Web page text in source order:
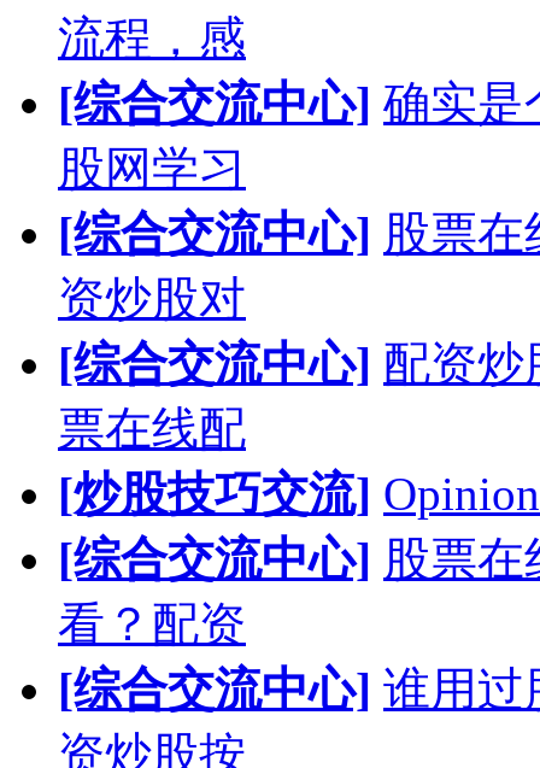
流程，感
[综合交流中心] 确实是
股网学习
[综合交流中心] 股票
资炒股对
[综合交流中心] 配资炒
票在线配
[炒股技巧交流]
[综合交流中心] 股票
看？配资
[综合交流中心] 谁用过
资炒股按